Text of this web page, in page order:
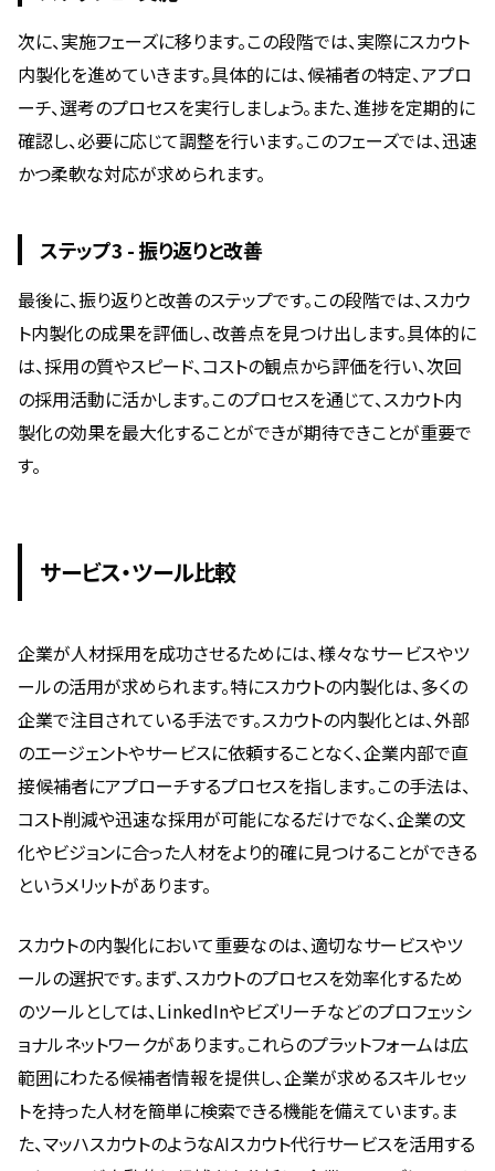
次に、実施フェーズに移ります。この段階では、実際にスカウト
内製化を進めていきます。具体的には、候補者の特定、アプロ
ーチ、選考のプロセスを実行しましょう。また、進捗を定期的に
確認し、必要に応じて調整を行います。このフェーズでは、迅速
かつ柔軟な対応が求められます。
ステップ3 - 振り返りと改善
最後に、振り返りと改善のステップです。この段階では、スカウ
ト内製化の成果を評価し、改善点を見つけ出します。具体的に
は、採用の質やスピード、コストの観点から評価を行い、次回
の採用活動に活かします。このプロセスを通じて、スカウト内
製化の効果を最大化することができが期待できことが重要で
す。
サービス・ツール比較
企業が人材採用を成功させるためには、様々なサービスやツ
ールの活用が求められます。特にスカウトの内製化は、多くの
企業で注目されている手法です。スカウトの内製化とは、外部
のエージェントやサービスに依頼することなく、企業内部で直
接候補者にアプローチするプロセスを指します。この手法は、
コスト削減や迅速な採用が可能になるだけでなく、企業の文
化やビジョンに合った人材をより的確に見つけることができる
というメリットがあります。
スカウトの内製化において重要なのは、適切なサービスやツ
ールの選択です。まず、スカウトのプロセスを効率化するため
のツールとしては、LinkedInやビズリーチなどのプロフェッシ
ョナルネットワークがあります。これらのプラットフォームは広
範囲にわたる候補者情報を提供し、企業が求めるスキルセッ
トを持った人材を簡単に検索できる機能を備えています。ま
た、マッハスカウトのようなAIスカウト代行サービスを活用する